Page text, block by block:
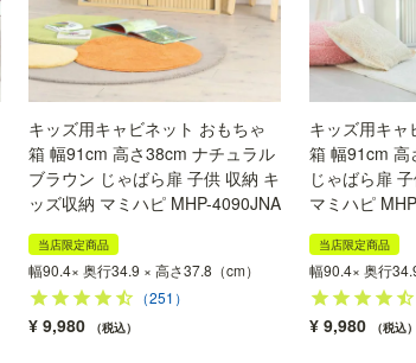
キッズ用キャビネット おもちゃ
箱 幅91cm 高さ38cm ナチュラル
ブラウン じゃばら扉 子供 収納 キ
ッズ収納 マミハピ MHP-4090JNA
当店限定商品
幅90.4× 奥行34.9 × 高さ37.8（cm）
（251）
¥ 9,980 税込
キッズ用キャ
箱 幅91cm 高
じゃばら扉
マミハピ
当店限定商品
幅90.4× 奥行
¥ 9,980 税込